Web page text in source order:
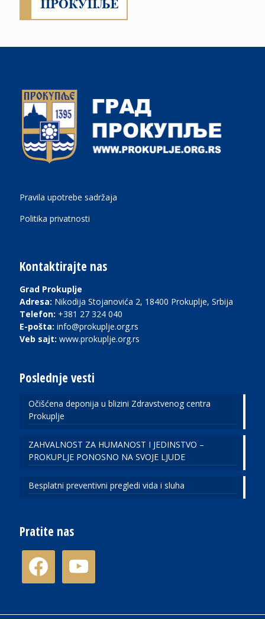
Pravila upotrebe sadržaja
Politika privatnosti
Kontaktirajte nas
Grad Prokuplje
Adresa: Nikodija Stojanovića 2, 18400 Prokuplje, Srbija
Telefon: +381 27 324 040
E-pošta: info@prokuplje.org.rs
Veb sajt: www.prokuplje.org.rs
Poslednje vesti
Očišćena deponija u blizini Zdravstvenog centra
Prokuplje
ZAHVALNOST ZA HUMANOST I JEDINSTVO –
PROKUPLJE PONOSNO NA SVOJE LJUDE
Besplatni preventivni pregledi vida i sluha
Pratite nas
facebook